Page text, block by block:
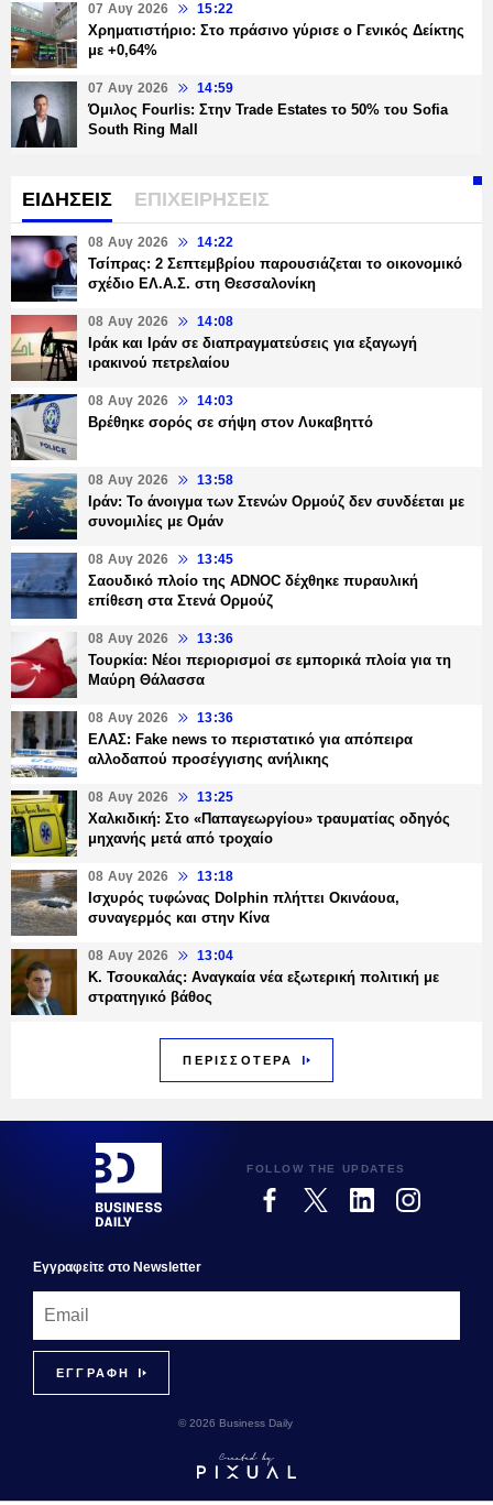
07 Αυγ 2026 15:22
Χρηματιστήριο: Στο πράσινο γύρισε ο Γενικός Δείκτης
με +0,64%
07 Αυγ 2026 14:59
Όμιλος Fourlis: Στην Trade Estates το 50% του Sofia
South Ring Mall
ΕΙΔΗΣΕΙΣ ΕΠΙΧΕΙΡΗΣΕΙΣ
08 Αυγ 2026 14:22
Τσίπρας: 2 Σεπτεμβρίου παρουσιάζεται το οικονομικό
σχέδιο ΕΛ.Α.Σ. στη Θεσσαλονίκη
08 Αυγ 2026 14:08
Ιράκ και Ιράν σε διαπραγματεύσεις για εξαγωγή
ιρακινού πετρελαίου
08 Αυγ 2026 14:03
Βρέθηκε σορός σε σήψη στον Λυκαβηττό
08 Αυγ 2026 13:58
Ιράν: Το άνοιγμα των Στενών Ορμούζ δεν συνδέεται με
συνομιλίες με Ομάν
08 Αυγ 2026 13:45
Σαουδικό πλοίο της ADNOC δέχθηκε πυραυλική
επίθεση στα Στενά Ορμούζ
08 Αυγ 2026 13:36
Τουρκία: Νέοι περιορισμοί σε εμπορικά πλοία για τη
Μαύρη Θάλασσα
08 Αυγ 2026 13:36
ΕΛΑΣ: Fake news το περιστατικό για απόπειρα
αλλοδαπού προσέγγισης ανήλικης
08 Αυγ 2026 13:25
Χαλκιδική: Στο «Παπαγεωργίου» τραυματίας οδηγός
μηχανής μετά από τροχαίο
08 Αυγ 2026 13:18
Ισχυρός τυφώνας Dolphin πλήττει Οκινάουα,
συναγερμός και στην Κίνα
08 Αυγ 2026 13:04
Κ. Τσουκαλάς: Αναγκαία νέα εξωτερική πολιτική με
στρατηγικό βάθος
ΠΕΡΙΣΣΟΤΕΡΑ
FOLLOW THE UPDATES
Εγγραφεiτε στο Newsletter
© 2026 Business Daily